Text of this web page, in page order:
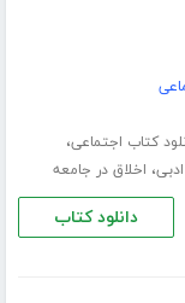
کتاب اجتماعی،
، اخلاق در جامعه
دانلود کتاب